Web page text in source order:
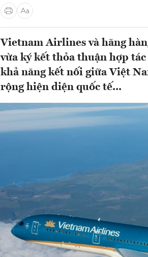
Vietnam Airlines và hãng
vừa ký kết thỏa thuận hợp
khả năng kết nối giữa Việt
rộng hiện diện quốc tế...